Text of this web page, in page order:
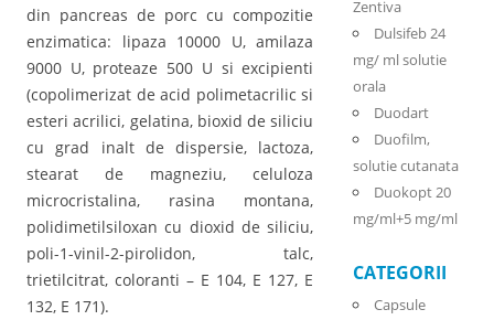
din pancreas de porc cu compozitie
enzimatica: lipaza 10000 U, amilaza
9000 U, proteaze 500 U si excipienti
(copolimerizat de acid polimetacrilic si
esteri acrilici, gelatina, bioxid de siliciu
cu grad inalt de dispersie, lactoza,
stearat de magneziu, celuloza
microcristalina, rasina montana,
polidimetilsiloxan cu dioxid de siliciu,
poli-1-vinil-2-pirolidon, talc,
trietilcitrat, coloranti – E 104, E 127, E
132, E 171).
Zentiva
Dulsifeb 24
mg/ ml solutie
orala
Duodart
Duofilm,
solutie cutanata
Duokopt 20
mg/ml+5 mg/ml
CATEGORII
Capsule